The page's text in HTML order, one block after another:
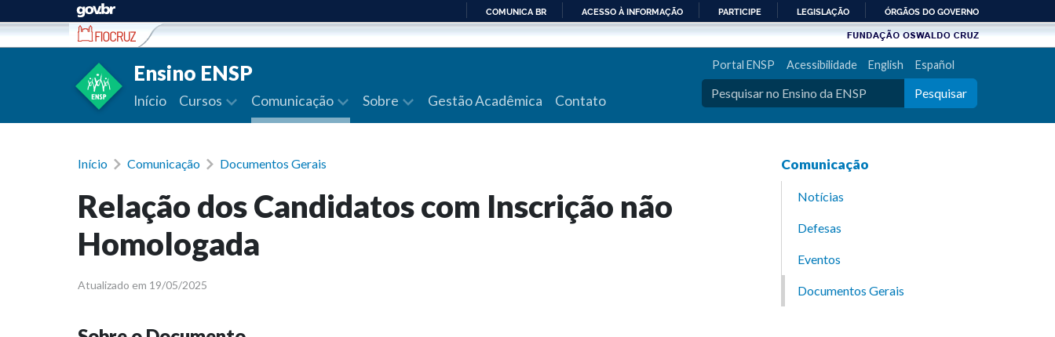
Ir para conteúdo
PARA
COMUNICA BR ACESSO À INFORMAÇÃO PARTICIPE LEGISLAÇÃO ÓRGÃOS DO GOVERNO
Ensino ENSP
Início Cursos Comunicação Sobre Gestão Acadêmica Contato
Portal ENSP Acessibilidade English Español
Pesquisar
Início Comunicação Documentos Gerais
Relação dos Candidatos com Inscrição não
Homologada
Atualizado em 19/05/2025
Comunicação
Notícias
Defesas
Eventos
Documentos Gerais